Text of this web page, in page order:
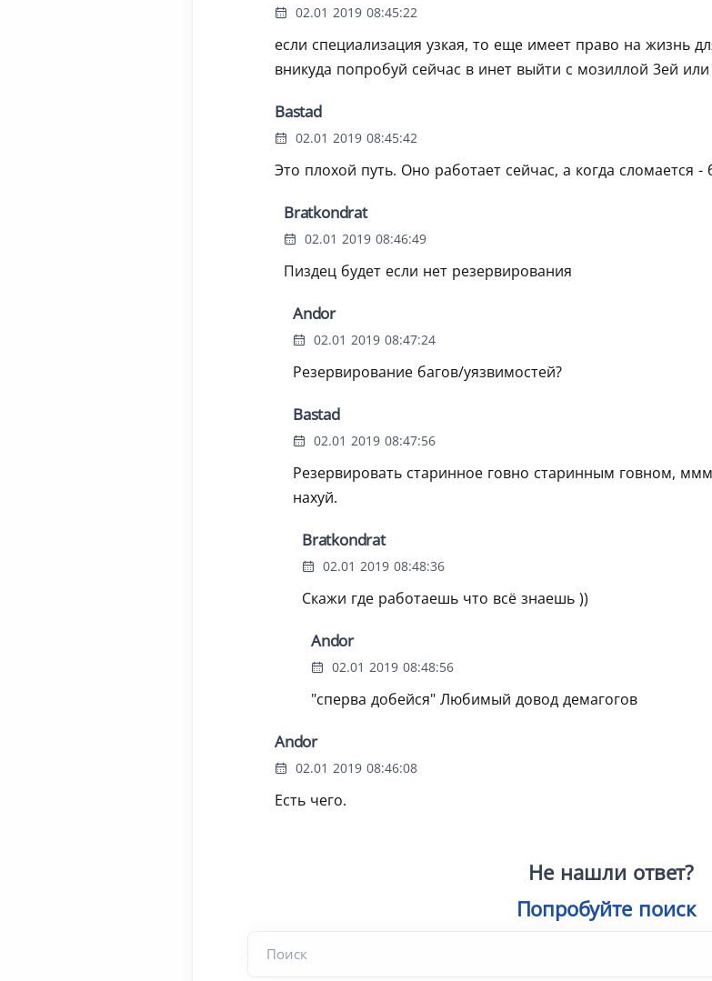
02.01 2019 08:45:22
если специализация узкая, то еще имеет право на жизнь
вникуда попробуй сейчас в инет выйти с мозиллой 3ей
Bastad
02.01 2019 08:45:42
Это плохой путь. Оно работает сейчас, а когда сломается -
Bratkondrat
02.01 2019 08:46:49
Пиздец будет если нет резервирования
Andor
02.01 2019 08:47:24
Резервирование багов/уязвимостей?
Bastad
02.01 2019 08:47:56
Резервировать старинное говно старинным говном,
нахуй.
Bratkondrat
02.01 2019 08:48:36
Скажи где работаешь что всё знаешь ))
Andor
02.01 2019 08:48:56
"сперва добейся" Любимый довод демагогов
Andor
02.01 2019 08:46:08
Есть чего.
Не нашли ответ?
Попробу